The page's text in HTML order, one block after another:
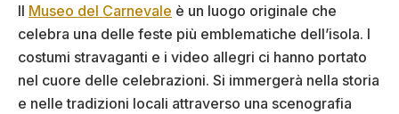
Il Museo del Carnevale è un luogo originale che
celebra una delle feste più emblematiche dell’isola. I
costumi stravaganti e i video allegri ci hanno portato
nel cuore delle celebrazioni. Si immergerà nella storia
e nelle tradizioni locali attraverso una scenografia